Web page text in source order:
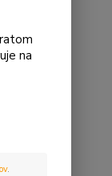
na
.